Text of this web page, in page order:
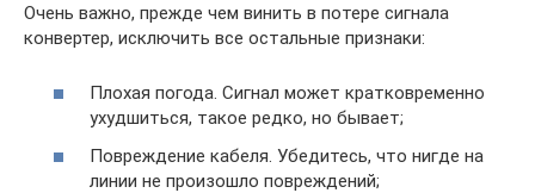
Очень важно, прежде чем винить в потере сигнала
конвертер, исключить все остальные признаки:
Плохая погода. Сигнал может кратковременно
ухудшиться, такое редко, но бывает;
Повреждение кабеля. Убедитесь, что нигде на
линии не произошло повреждений;